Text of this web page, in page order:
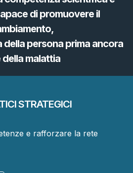
di promuovere il
della persona prima ancora
della malattia
STRATEGICI
e rafforzare la rete